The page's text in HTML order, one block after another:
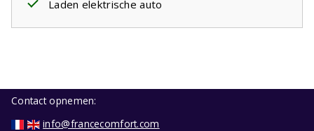
Laden elektrische auto
Contact opnemen:
info@francecomfort.com